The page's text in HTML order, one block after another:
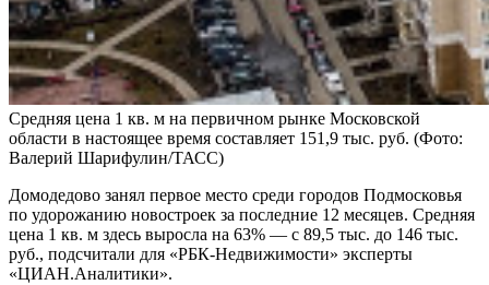
Средняя цена 1 кв. м на первичном рынке Московской
области в настоящее время составляет 151,9 тыс. руб. (Фото:
Валерий Шарифулин/ТАСС)
Домодедово занял первое место среди городов Подмосковья
по удорожанию новостроек за последние 12 месяцев. Средняя
цена 1 кв. м здесь выросла на 63% — с 89,5 тыс. до 146 тыс.
руб., подсчитали для «РБК-Недвижимости» эксперты
«ЦИАН.Аналитики».